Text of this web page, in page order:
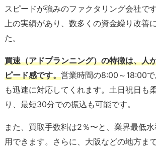
スピードが強みのファクタリング会社で
上の実績があり、数多くの資金繰り改善
た。
買速（アドプランニング）の特徴は、人
ピード感です。営業時間の8:00～18:00
も迅速に対応してくれます。土日祝日も
り、最短30分での振込も可能です。
また、買取手数料は2％〜と、業界最低
用できます。さらに、大阪などの地方ま